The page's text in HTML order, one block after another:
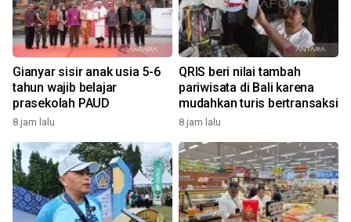
Gianyar sisir anak usia 5-6
tahun wajib belajar
prasekolah PAUD
8 jam lalu
QRIS beri nilai tambah
pariwisata di Bali karena
mudahkan turis bertransaksi
8 jam lalu